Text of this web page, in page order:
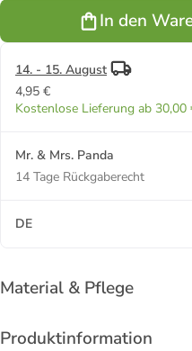
WeißIn den
14. - 15. August
4,95 €
Kostenlose Lieferung ab 30,00
Mr. & Mrs. Panda
14 Tage Rückgaberecht
DE
Material & Pflege
Produktinformation